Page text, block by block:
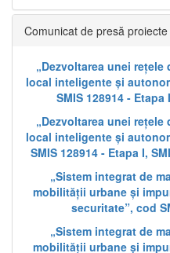
Comunicat de presă proiecte
„Dezvoltarea unei
local inteligente și
SMIS 128914 - Etapa
„Dezvoltarea unei
local inteligente și
SMIS 128914 - Etapa I,
„Sistem integrat de
mobilității urbane și
securitate”, cod
„Sistem integrat de
mobilității urbane și